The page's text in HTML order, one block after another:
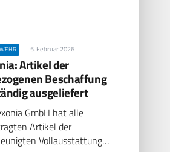
5. Februar 2026
Artikel der
Beschaffung
ausgeliefert
GmbH hat alle
Artikel der
Vollausstattung…